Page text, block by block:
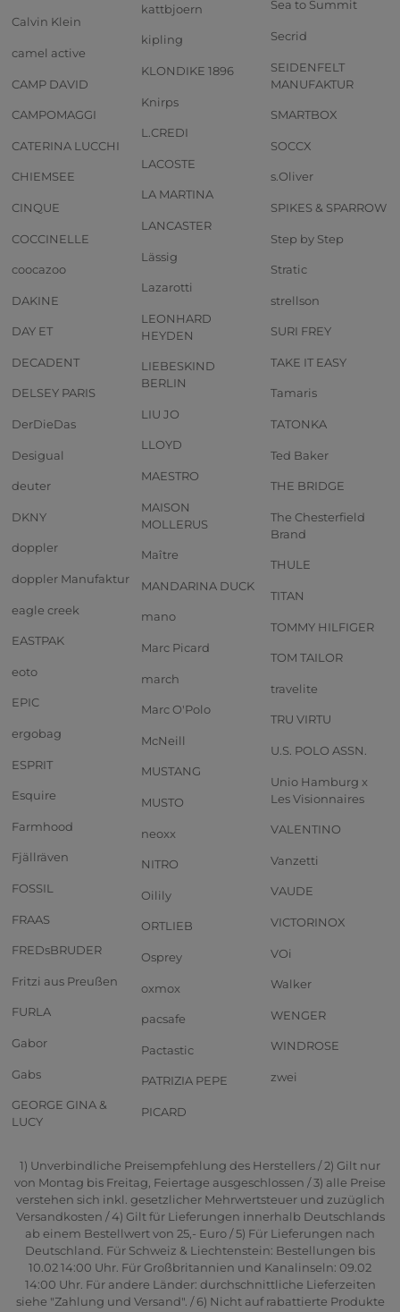
Calvin Klein
camel active
CAMP DAVID
CAMPOMAGGI
CATERINA LUCCHI
CHIEMSEE
CINQUE
COCCINELLE
coocazoo
DAKINE
DAY ET
DECADENT
DELSEY PARIS
DerDieDas
Desigual
deuter
DKNY
doppler
doppler Manufaktur
eagle creek
EASTPAK
eoto
EPIC
ergobag
ESPRIT
Esquire
Farmhood
Fjällräven
FOSSIL
FRAAS
FREDsBRUDER
Fritzi aus Preußen
FURLA
Gabor
Gabs
GEORGE GINA &
LUCY
kattbjoern
kipling
KLONDIKE 1896
Knirps
L.CREDI
LACOSTE
LA MARTINA
LANCASTER
Lässig
Lazarotti
LEONHARD
HEYDEN
LIEBESKIND
BERLIN
LIU JO
LLOYD
MAESTRO
MAISON
MOLLERUS
Maître
MANDARINA DUCK
mano
Marc Picard
march
Marc O'Polo
McNeill
MUSTANG
MUSTO
neoxx
NITRO
Oilily
ORTLIEB
Osprey
oxmox
pacsafe
Pactastic
PATRIZIA PEPE
PICARD
Sea to Summit
Secrid
SEIDENFELT
MANUFAKTUR
SMARTBOX
SOCCX
s.Oliver
SPIKES & SPARROW
Step by Step
Stratic
strellson
SURI FREY
TAKE IT EASY
Tamaris
TATONKA
Ted Baker
THE BRIDGE
The Chesterfield
Brand
THULE
TITAN
TOMMY HILFIGER
TOM TAILOR
travelite
TRU VIRTU
U.S. POLO ASSN.
Unio Hamburg x
Les Visionnaires
VALENTINO
Vanzetti
VAUDE
VICTORINOX
VOi
Walker
WENGER
WINDROSE
zwei
1) Unverbindliche Preisempfehlung des Herstellers / 2) Gilt nur
von Montag bis Freitag, Feiertage ausgeschlossen / 3) alle Preise
verstehen sich inkl. gesetzlicher Mehrwertsteuer und zuzüglich
Versandkosten / 4) Gilt für Lieferungen innerhalb Deutschlands
ab einem Bestellwert von 25,- Euro / 5) Für Lieferungen nach
Deutschland. Für Schweiz & Liechtenstein: Bestellungen bis
10.02 14:00 Uhr. Für Großbritannien und Kanalinseln: 09.02
14:00 Uhr. Für andere Länder: durchschnittliche Lieferzeiten
siehe "Zahlung und Versand". / 6) Nicht auf rabattierte Produkte